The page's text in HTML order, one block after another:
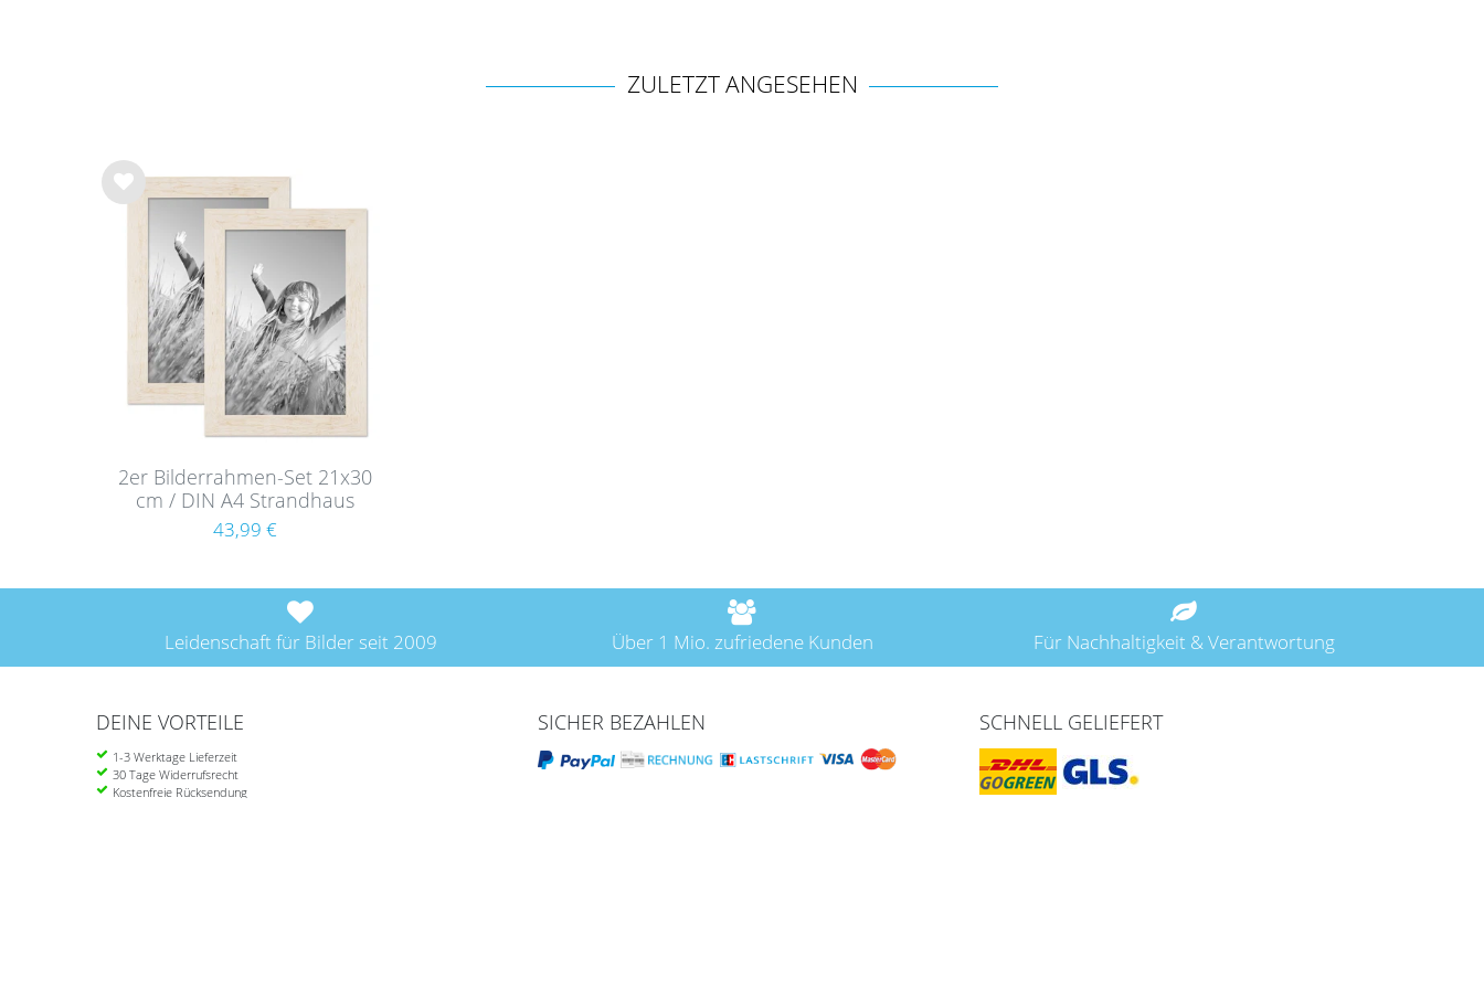
ZULETZT ANGESEHEN
Wu
2er Bilderrahmen-Set 21x30
cm / DIN A4 Strandhaus
Rustikal Weiß Massivholz
43,99 €
Leidenschaft für Bilder seit 2009 Über 1 Mio. zufriedene Kunden Für Nachhaltigkeit & Verantwortung
DEINE VORTEILE
1-3 Werktage Lieferzeit
30 Tage Widerrufsrecht
Kostenfreie Rücksendung
SICHER BEZAHLEN SCHNELL GELIEFERT